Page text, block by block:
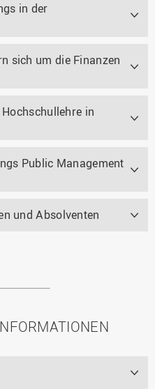
in der
sich um die Finanzen
in
Public Management
und Absolventen